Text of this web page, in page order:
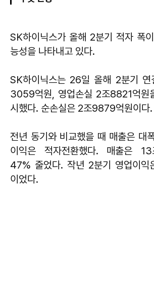
SK하이닉스가 올해 2분기 적자 폭
능성을 나타내고 있다.
SK하이닉스는 26일 올해 2분기 연
3059억원, 영업손실 2조8821억원
시했다. 순손실은 2조9879억원이다.
전년 동기와 비교했을 때 매출은 대
이익은 적자전환했다. 매출은 13
47% 줄었다. 작년 2분기 영업이익
이었다.